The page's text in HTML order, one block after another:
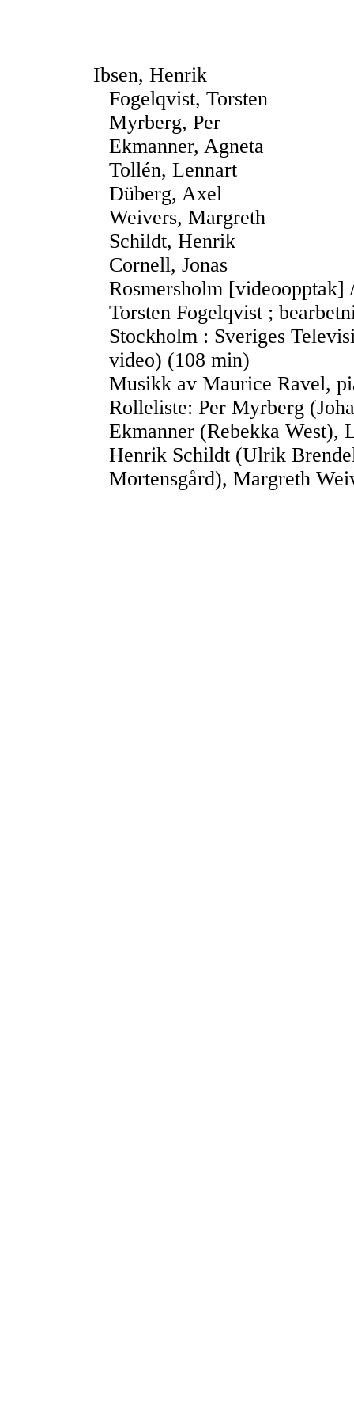
Ibsen, Henrik
Fogelqvist, Torsten
Myrberg, Per
Ekmanner, Agneta
Tollén, Lennart
Düberg, Axel
Weivers, Margreth
Schildt, Henrik
Cornell, Jonas
Rosmersholm
Torsten Fogelqvist ;
Stockholm : Sveriges
video) (108 min)
Musikk av Maurice Ravel,
Rolleliste: Per Myrberg
Ekmanner (Rebekka
Henrik Schildt (Ulrik
Mortensgård), Margreth